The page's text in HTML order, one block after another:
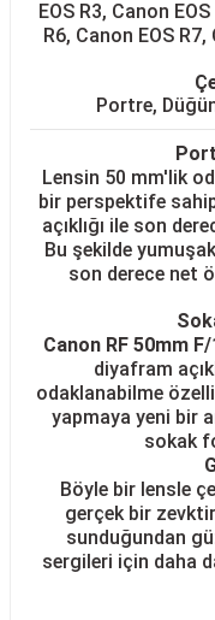
EOS R3, Canon
R6, Canon EOS
Portre,
Lensin 50 mm'lik
bir perspektife
açıklığı ile son
Bu şekilde
son derece net
Canon RF 50mm
diyafram
odaklanabilme
yapmaya yeni bir
sokak
Böyle bir lensle
gerçek bir
sunduğundan
sergileri için daha